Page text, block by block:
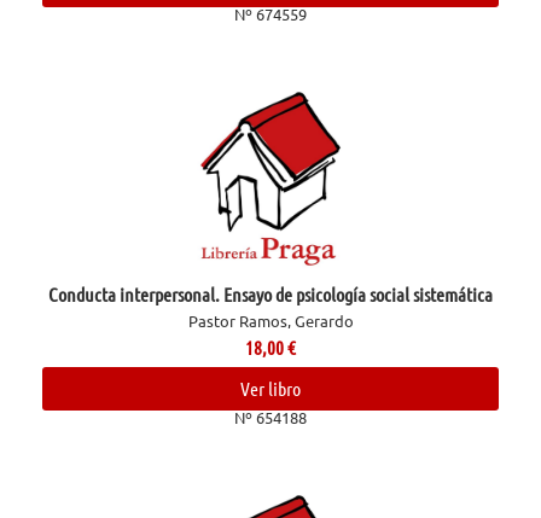
Nº 674559
Conducta interpersonal. Ensayo de psicología social sistemática
Pastor Ramos, Gerardo
18,00€
Ver libro
Nº 654188